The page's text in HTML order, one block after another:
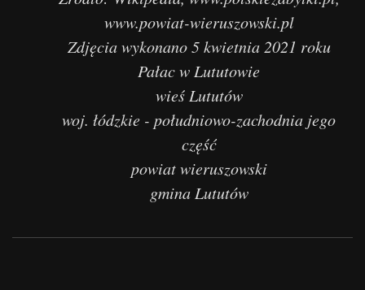
www.powiat-wieruszowski.pl
Zdjęcia wykonano 5 kwietnia 2021 roku
Pałac w Lututowie
wieś Lututów
woj. łódzkie - południowo-zachodnia jego
część
powiat wieruszowski
gmina Lututów